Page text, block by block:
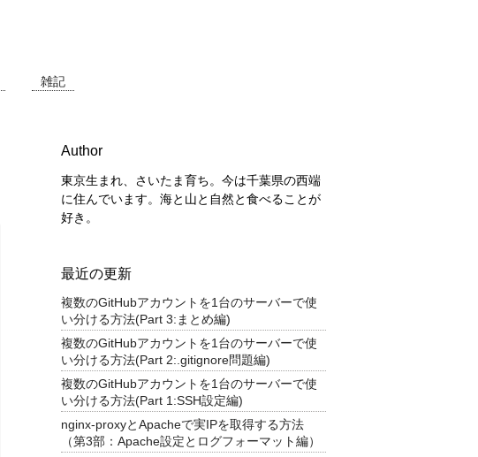
雑記
Author
東京生まれ、さいたま育ち。今は千葉県の西端
に住んでいます。海と山と自然と食べることが
好き。
最近の更新
複数のGitHubアカウントを1台のサーバーで使
い分ける方法(Part 3:まとめ編)
複数のGitHubアカウントを1台のサーバーで使
い分ける方法(Part 2:.gitignore問題編)
複数のGitHubアカウントを1台のサーバーで使
い分ける方法(Part 1:SSH設定編)
nginx-proxyとApacheで実IPを取得する方法
（第3部：Apache設定とログフォーマット編）